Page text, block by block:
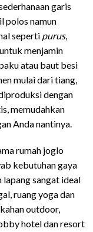
garis
polos namun
seperti purus,
menjamin
atau baut besi
mulai dari tiang,
dengan
memudahkan
Anda nantinya.
rumah joglo
kebutuhan gaya
lapang sangat ideal
ruang yoga dan
outdoor,
hotel dan resort